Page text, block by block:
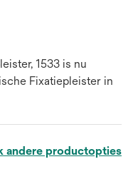
1533 is nu
Fixatiepleister in
andere productopties